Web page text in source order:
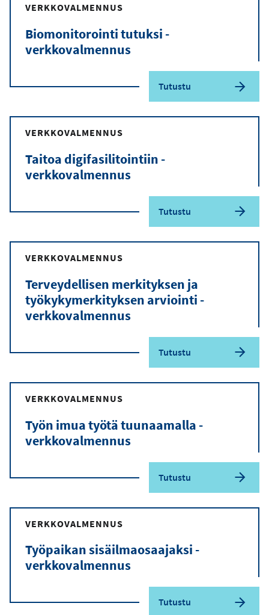
VERKKOVALMENNUS
Biomonitorointi tutuksi -
verkkovalmennus
Tutustu
VERKKOVALMENNUS
Taitoa digifasilitointiin -
verkkovalmennus
Tutustu
VERKKOVALMENNUS
Terveydellisen merkityksen ja
työkykymerkityksen arviointi -
verkkovalmennus
Tutustu
VERKKOVALMENNUS
Työn imua työtä tuunaamalla -
verkkovalmennus
Tutustu
VERKKOVALMENNUS
Työpaikan sisäilmaosaajaksi -
verkkovalmennus
Tutustu